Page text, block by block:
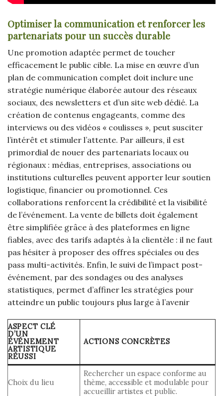
Optimiser la communication et renforcer les
partenariats pour un succès durable
Une promotion adaptée permet de toucher
efficacement le public cible. La mise en œuvre d’un
plan de communication complet doit inclure une
stratégie numérique élaborée autour des réseaux
sociaux, des newsletters et d’un site web dédié. La
création de contenus engageants, comme des
interviews ou des vidéos « coulisses », peut susciter
l’intérêt et stimuler l’attente. Par ailleurs, il est
primordial de nouer des partenariats locaux ou
régionaux : médias, entreprises, associations ou
institutions culturelles peuvent apporter leur soutien
logistique, financier ou promotionnel. Ces
collaborations renforcent la crédibilité et la visibilité
de l’événement. La vente de billets doit également
être simplifiée grâce à des plateformes en ligne
fiables, avec des tarifs adaptés à la clientèle : il ne faut
pas hésiter à proposer des offres spéciales ou des
pass multi-activités. Enfin, le suivi de l’impact post-
événement, par des sondages ou des analyses
statistiques, permet d’affiner les stratégies pour
atteindre un public toujours plus large à l’avenir
ASPECT CLÉ
D’UN
ÉVÉNEMENT
ARTISTIQUE
RÉUSSI
ACTIONS CONCRÈTES
Choix du lieu
Rechercher un espace conforme au
thème, accessible et modulable pour
accueillir artistes et public.